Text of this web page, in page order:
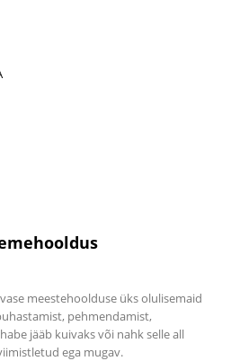
meestehoolduse üks olulisemaid
pehmendamist,
jääb kuivaks või nahk selle all
ega mugav.